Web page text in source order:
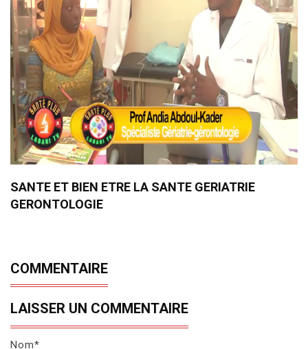
SANTE ET BIEN ETRE LA SANTE GERIATRIE
GERONTOLOGIE
COMMENTAIRE
LAISSER UN COMMENTAIRE
Nom*